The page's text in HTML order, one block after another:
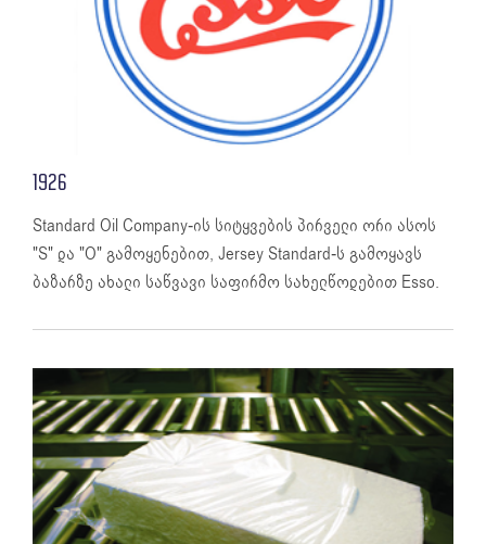
1926
Standard Oil Company-ის სიტყვების პირველი ორი ასოს
"S" და "O" გამოყენებით, Jersey Standard-ს გამოყავს
ბაზარზე ახალი საწვავი საფირმო სახელწოდებით Esso.